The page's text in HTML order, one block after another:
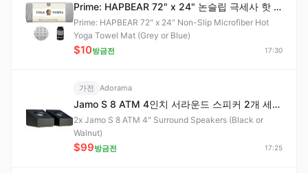
Prime: HAPBEAR 72" x 24" 논슬립 극세사 핫 요가 타월 매트 (그레이 또는 블루)
Prime: HAPBEAR 72" x 24" Non-Slip Microfiber Hot
Yoga Towel Mat (Grey or Blue)
$10방금전 17:30
가전 Adorama
Jamo S 8 ATM 4인치 서라운드 스피커 2개 세트 (블랙 또는 월넛)
2x Jamo S 8 ATM 4" Surround Speakers (Black or
Walnut)
$99방금전 17:25